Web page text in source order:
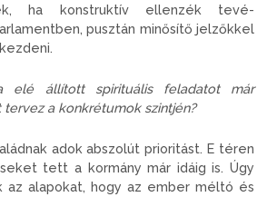
ha konstruktív ellenzék tevé-
pusztán minősítő jelzőkkel
elé állított spirituális feladatot már
tervez a konkrétumok szintjén?
adok abszolút prioritást. E téren
tett a kormány már idáig is. Úgy
az alapokat, hogy az ember méltó és